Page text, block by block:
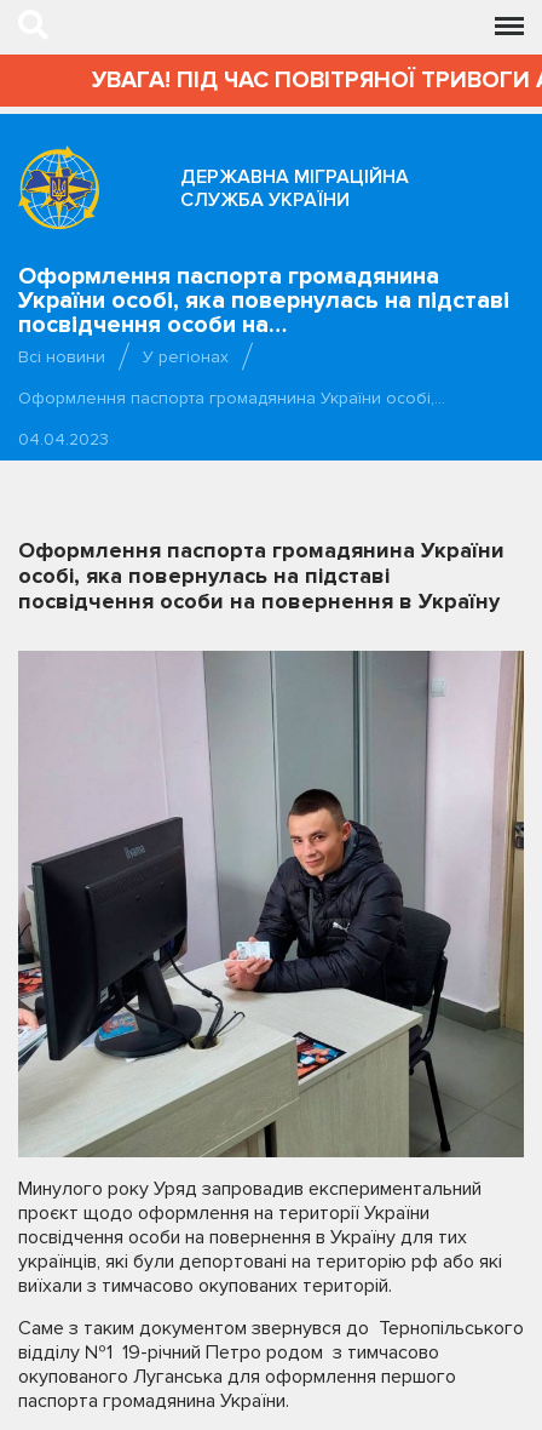
УВАГА! ПІД ЧАС ПОВІТРЯНОЇ
ДЕРЖАВНА МІГРАЦІЙНА
СЛУЖБА УКРАЇНИ
Оформлення паспорта громадянина
України особі, яка повернулась на підставі
посвідчення особи на…
Всі новини
У регіонах
Оформлення паспорта громадянина України особі,…
04.04.2023
Оформлення паспорта громадянина України
особі, яка повернулась на підставі
посвідчення особи на повернення в Україну
Минулого року Уряд запровадив експериментальний
проєкт щодо оформлення на території України
посвідчення особи на повернення в Україну для тих
українців, які були депортовані на територію рф або які
виїхали з тимчасово окупованих територій.
Саме з таким документом звернувся до Тернопільського
відділу №1 19-річний Петро родом з тимчасово
окупованого Луганська для оформлення першого
паспорта громадянина України.